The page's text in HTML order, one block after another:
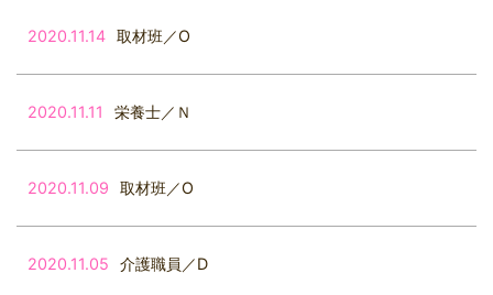
2020.11.14 取材班／O
2020.11.11 栄養士／Ｎ
2020.11.09 取材班／O
2020.11.05 介護職員／D